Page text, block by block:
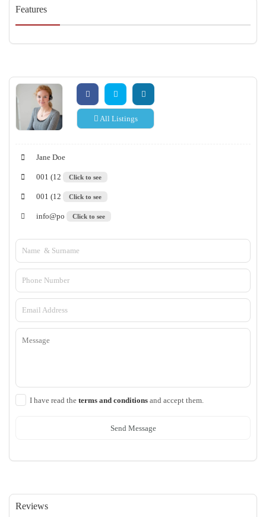
Features
All Listings
Jane Doe
001 (12 Click to see
001 (12 Click to see
info@po Click to see
I have read the terms and conditions and accept them.
Send Message
Reviews